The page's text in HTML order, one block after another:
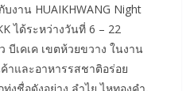
งาน HUAIKHWANG Night
ได้ระหว่างวันที่ 6 – 22
เคเค เขตห้วยขวาง ในงาน
าและอาหารรสชาติอร่อย